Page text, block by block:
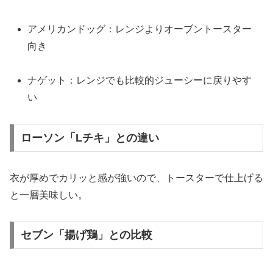
アメリカンドッグ：レンジよりオーブントースター
向き
ナゲット：レンジでも比較的ジューシーに戻りやす
い
ローソン「Lチキ」との違い
衣が厚めでカリッと感が強いので、トースターで仕上げる
と一層美味しい。
セブン「揚げ鶏」との比較